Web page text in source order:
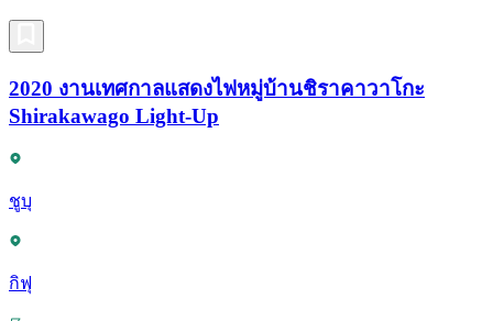
2020 งานเทศกาลแสดงไฟหมู่บ้านชิราคาวาโกะ
Shirakawago Light-Up
ชูบุ
กิฟุ